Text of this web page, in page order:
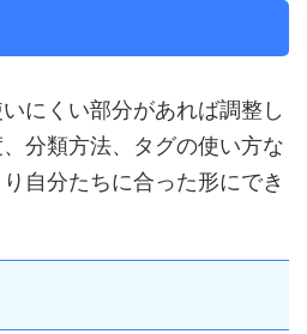
にくい部分があれば調整し
分類方法、タグの使い方な
自分たちに合った形にでき